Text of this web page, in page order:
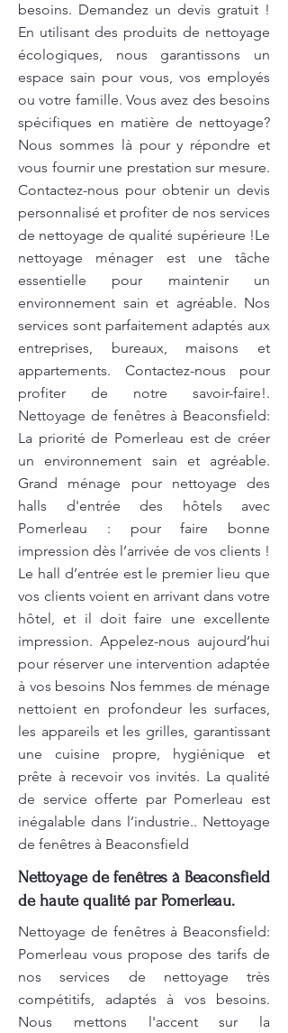
besoins. Demandez un devis gratuit !
En utilisant des produits de nettoyage
écologiques, nous garantissons un
espace sain pour vous, vos employés
ou votre famille. Vous avez des besoins
spécifiques en matière de nettoyage?
Nous sommes là pour y répondre et
vous fournir une prestation sur mesure.
Contactez-nous pour obtenir un devis
personnalisé et profiter de nos services
de nettoyage de qualité supérieure !Le
nettoyage ménager est une tâche
essentielle pour maintenir un
environnement sain et agréable. Nos
services sont parfaitement adaptés aux
entreprises, bureaux, maisons et
appartements. Contactez-nous pour
profiter de notre savoir-faire!.
Nettoyage de fenêtres à Beaconsfield:
La priorité de Pomerleau est de créer
un environnement sain et agréable.
Grand ménage pour nettoyage des
halls d'entrée des hôtels avec
Pomerleau : pour faire bonne
impression dès l’arrivée de vos clients !
Le hall d’entrée est le premier lieu que
vos clients voient en arrivant dans votre
hôtel, et il doit faire une excellente
impression. Appelez-nous aujourd’hui
pour réserver une intervention adaptée
à vos besoins Nos femmes de ménage
nettoient en profondeur les surfaces,
les appareils et les grilles, garantissant
une cuisine propre, hygiénique et
prête à recevoir vos invités. La qualité
de service offerte par Pomerleau est
inégalable dans l’industrie.. Nettoyage
de fenêtres à Beaconsfield
Nettoyage de fenêtres à Beaconsfield
de haute qualité par Pomerleau.
Nettoyage de fenêtres à Beaconsfield:
Pomerleau vous propose des tarifs de
nos services de nettoyage très
compétitifs, adaptés à vos besoins.
Nous mettons l'accent sur la